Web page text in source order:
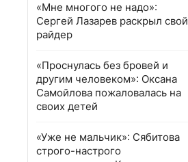
«Мне многого не надо»:
Сергей Лазарев раскрыл свой
райдер
«Проснулась без бровей и
другим человеком»: Оксана
Самойлова пожаловалась на
своих детей
«Уже не мальчик»: Сябитова
строго-настрого